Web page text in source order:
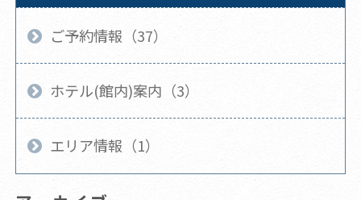
ご予約情報（37）
ホテル(館内)案内（3）
エリア情報（1）